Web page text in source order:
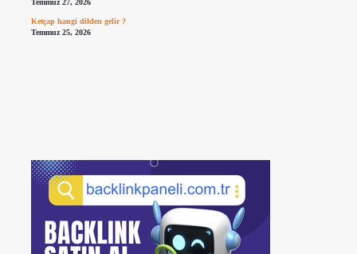
Temmuz 27, 2026
Ketçap hangi dilden gelir ?
Temmuz 25, 2026